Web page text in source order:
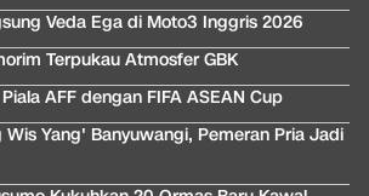
Veda Ega di Moto3 Inggris 2026
Terpukau Atmosfer GBK
AFF dengan FIFA ASEAN Cup
Yang' Banyuwangi, Pemeran Pria Jadi